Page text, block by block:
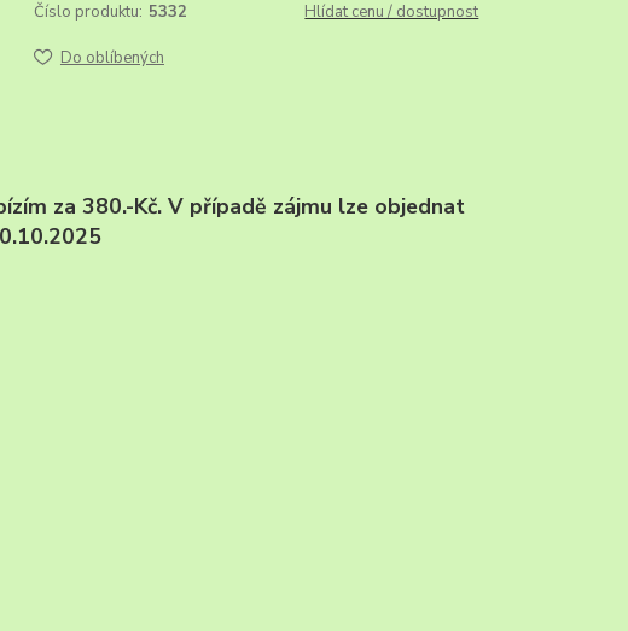
Číslo produktu: 5332 Hlídat cenu / dostupnost
Do oblíbených
za 380.-Kč. V případě zájmu lze objednat